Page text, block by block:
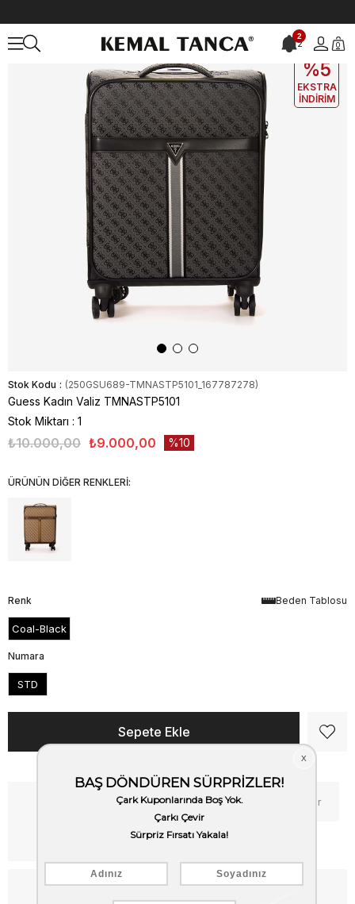
2
2 0
EKLE5
%5
EKSTRA
İNDİRİM
Stok Kodu (250GSU689-TMNASTP5101_167787278)
Guess Kadın Valiz TMNASTP5101
Stok Miktarı : 1
₺10.000,00 ₺9.000,00 10
ÜRÜNÜN DİĞER RENKLERİ:
Beden Tablosu
Renk
Coal-Black
Numara
STD
Fiyat Düşünce Haber Ver
Kargo Bedava
WhatsApp’tan Bilgi Al